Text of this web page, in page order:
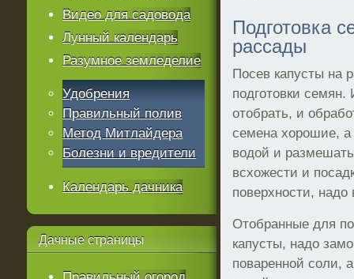
Подготовка
рассады
Посев капусты на
подготовки
отобрать, и
семена хорошие, а
водой и
всхожести и
поверхности, надо
Отобранные для
капусты, надо
поваренной соли,
Видео для садовода
Лунный календарь
Разумное земледелие
Удобрения
Правильный полив
Метод Митлайдера
Болезни и вредители
Календарь дачника
Дачные страницы